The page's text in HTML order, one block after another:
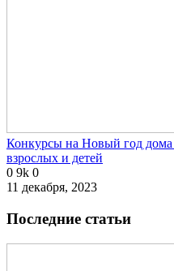
Конкурсы на Новый год
взрослых и детей
0 9k 0
11 декабря, 2023
Последние статьи